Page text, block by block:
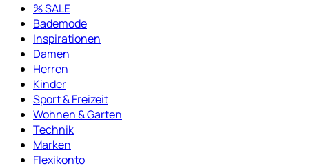
% SALE
Bademode
Inspirationen
Damen
Herren
Kinder
Sport & Freizeit
Wohnen & Garten
Technik
Marken
Flexikonto